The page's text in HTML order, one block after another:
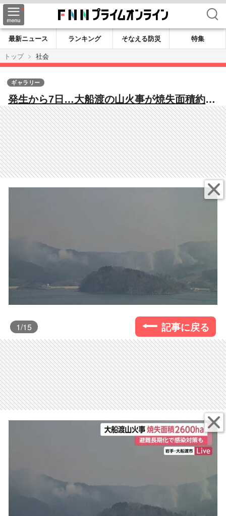
検索
最新ニュース ランキング そなえる防災
特集
トップ
社会
発生から7日…大船渡の山火事が焼失面積約
2600haに拡大 避難長期化で医療支援チーム
「ICAT」による感染症対策も 15日連続で乾
燥注意報発表
ギャラリー
1/15 記事に戻る